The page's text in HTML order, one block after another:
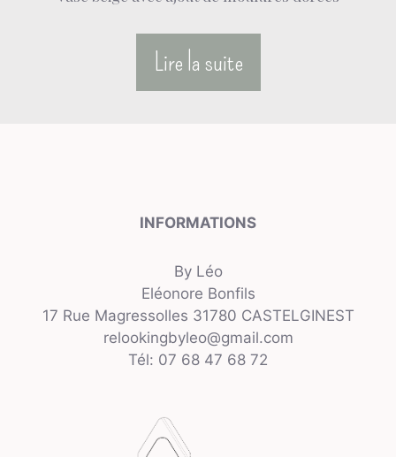
Lire la suite
INFORMATIONS
By Léo
Eléonore Bonfils
17 Rue Magressolles 31780 CASTELGINEST
relookingbyleo@gmail.com
Tél: 07 68 47 68 72